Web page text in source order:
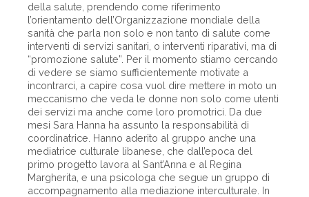
della salute, prendendo come riferimento
l’orientamento dell’Organizzazione mondiale della
sanità che parla non solo e non tanto di salute come
interventi di servizi sanitari, o interventi riparativi, ma di
“promozione salute”. Per il momento stiamo cercando
di vedere se siamo sufficientemente motivate a
incontrarci, a capire cosa vuol dire mettere in moto un
meccanismo che veda le donne non solo come utenti
dei servizi ma anche come loro promotrici. Da due
mesi Sara Hanna ha assunto la responsabilità di
coordinatrice. Hanno aderito al gruppo anche una
mediatrice culturale libanese, che dall’epoca del
primo progetto lavora al Sant’Anna e al Regina
Margherita, e una psicologa che segue un gruppo di
accompagnamento alla mediazione interculturale. In